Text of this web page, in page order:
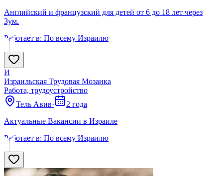
Английский и французский для детей от 6 до 18 лет через
Зум.
Работает в: По всему Израилю
И
Израильская Трудовая Мозаика
Работа, трудоустройство
Тель Авив·
2 года
Актуальные Вакансии в Израиле
Работает в: По всему Израилю